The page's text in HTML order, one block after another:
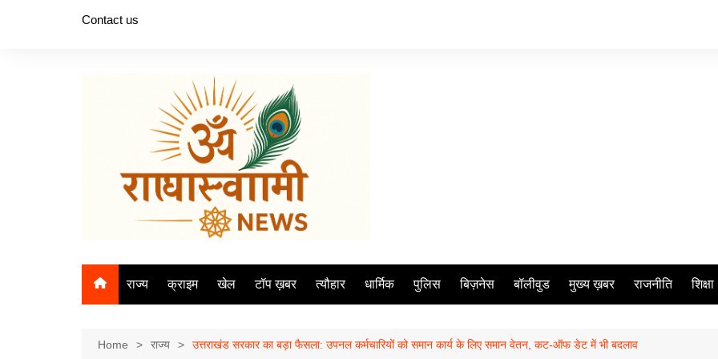
Contact us
राज्य क्राइम खेल टॉप ख़बर त्यौहार धार्मिक पुलिस बिज़नेस बॉलीवुड मुख्य ख़बर राजनीति शिक्षा
Home राज्य उत्तराखंड सरकार का बड़ा फैसला: उपनल कर्मचारियों को समान कार्य के लिए समान वेतन, कट-ऑफ डेट में भी बदलाव